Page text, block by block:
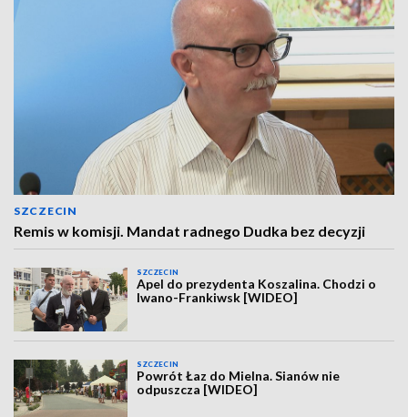
SZCZECIN
Remis w komisji. Mandat radnego Dudka bez decyzji
SZCZECIN
Apel do prezydenta Koszalina. Chodzi o
Iwano-Frankiwsk [WIDEO]
SZCZECIN
Powrót Łaz do Mielna. Sianów nie
odpuszcza [WIDEO]